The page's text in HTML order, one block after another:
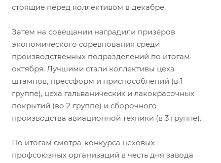
стоящие перед коллективом в декабре.
Затем на совещании наградили призёров
экономического соревнования среди
производственных подразделений по итогам
октября. Лучшими стали коллективы цеха
штампов, прессформ и приспособлений (в 1
группе), цеха гальванических и лакокрасочных
покрытий (во 2 группе) и сборочного
производства авиационной техники (в 3 группе).
По итогам смотра-конкурса цеховых
профсоюзных организаций в честь дня завода